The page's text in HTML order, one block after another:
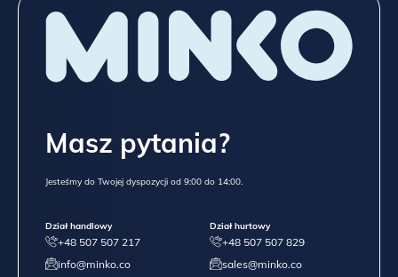
RAW NUT, czyli lite drewno bukowe, barwione na orzech,
olejowane:
Masz pytania?
Jesteśmy do Twojej dyspozycji od 9:00 do 14:00.
Dział handlowy
+48 507 507 217
info@minko.co
Dział hurtowy
+48 507 507 829
sales@minko.co